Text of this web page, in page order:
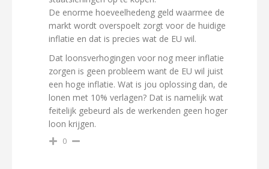
De enorme hoeveelhedeng geld waarmee de
markt wordt overspoelt zorgt voor de huidige
inflatie en dat is precies wat de EU wil.
Dat loonsverhogingen voor nog meer inflatie
zorgen is geen probleem want de EU wil juist
een hoge inflatie. Wat is jou oplossing dan, de
lonen met 10% verlagen? Dat is namelijk wat
feitelijk gebeurd als de werkenden geen hoger
loon krijgen.
0